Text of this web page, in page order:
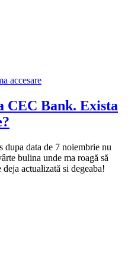
CEC Bank. Exista
dupa data de 7 noiembrie nu
bulina unde ma roagă să
actualizată si degeaba!